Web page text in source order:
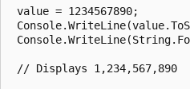
value = 1234567890;
// Displays 1,234,567,890